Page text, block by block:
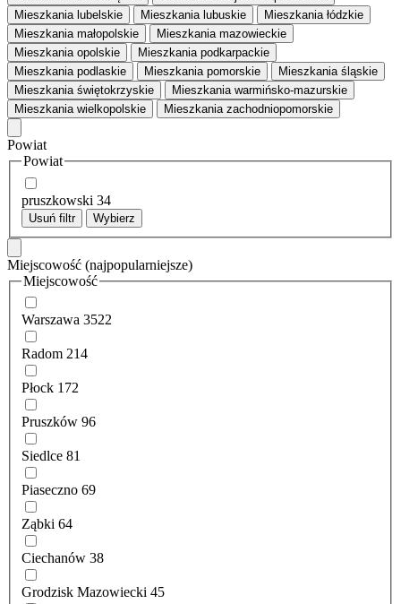
Mieszkania lubelskie
Mieszkania lubuskie
Mieszkania łódzkie
Mieszkania małopolskie
Mieszkania mazowieckie
Mieszkania opolskie
Mieszkania podkarpackie
Mieszkania podlaskie
Mieszkania pomorskie
Mieszkania śląskie
Mieszkania świętokrzyskie
Mieszkania warmińsko-mazurskie
Mieszkania wielkopolskie
Mieszkania zachodniopomorskie
Powiat
Powiat
pruszkowski 34
Usuń filtr Wybierz
Miejscowość (najpopularniejsze)
Miejscowość
Warszawa 3522
Radom 214
Płock 172
Pruszków 96
Siedlce 81
Piaseczno 69
Ząbki 64
Ciechanów 38
Grodzisk Mazowiecki 45